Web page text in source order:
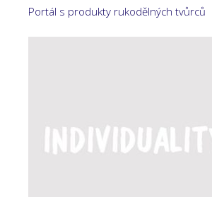
Portál s produkty rukodělných tvůrců